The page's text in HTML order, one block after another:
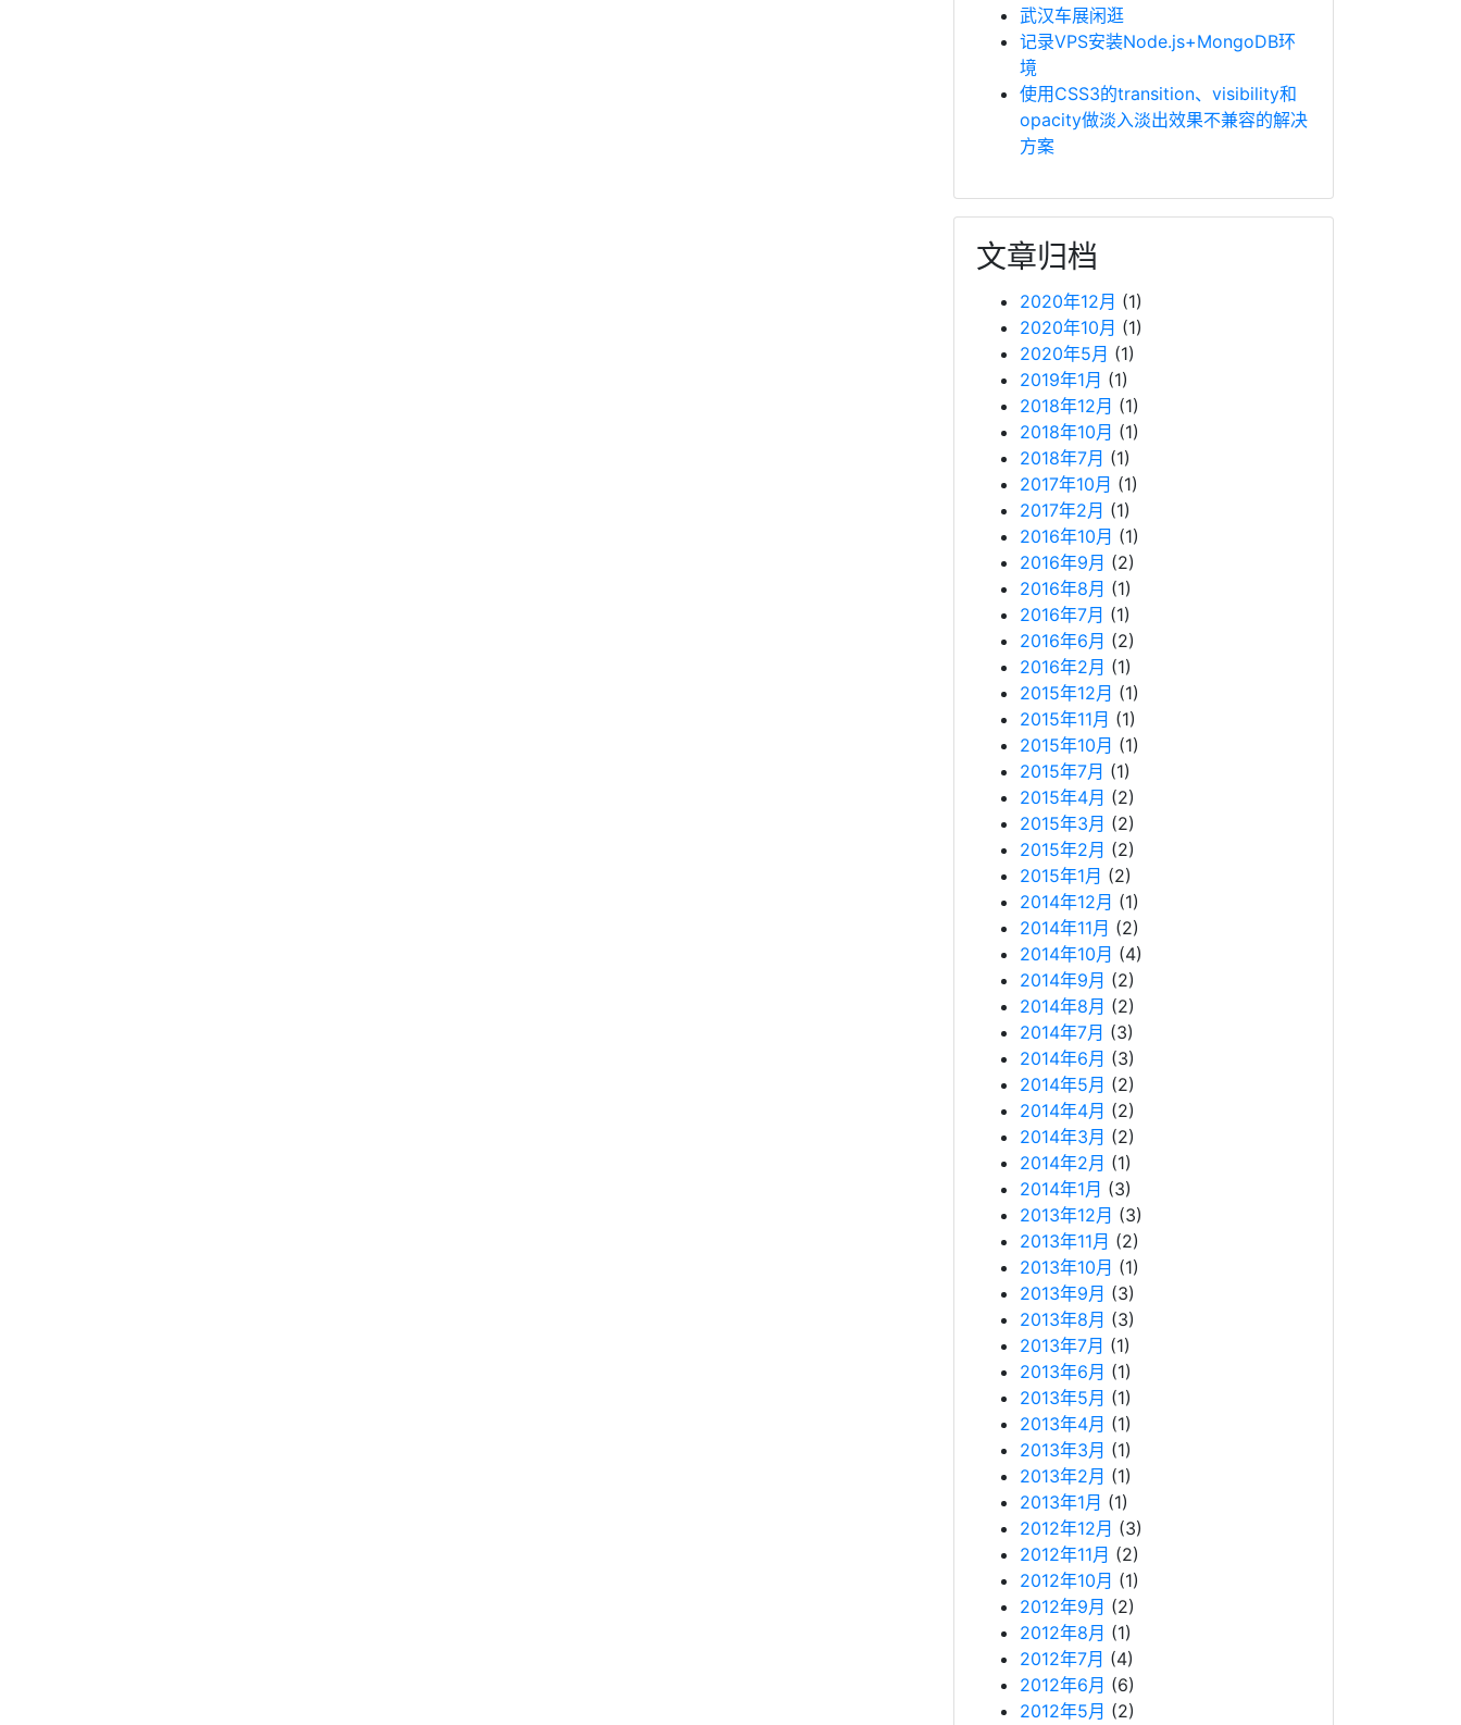
武汉车展闲逛
记录VPS安装Node.js+MongoDB环
境
使用CSS3的transition、visibility和
opacity做淡入淡出效果不兼容的解决
方案
文章归档
2020年12月 (1)
2020年10月 (1)
2020年5月 (1)
2019年1月 (1)
2018年12月 (1)
2018年10月 (1)
2018年7月 (1)
2017年10月 (1)
2017年2月 (1)
2016年10月 (1)
2016年9月 (2)
2016年8月 (1)
2016年7月 (1)
2016年6月 (2)
2016年2月 (1)
2015年12月 (1)
2015年11月 (1)
2015年10月 (1)
2015年7月 (1)
2015年4月 (2)
2015年3月 (2)
2015年2月 (2)
2015年1月 (2)
2014年12月 (1)
2014年11月 (2)
2014年10月 (4)
2014年9月 (2)
2014年8月 (2)
2014年7月 (3)
2014年6月 (3)
2014年5月 (2)
2014年4月 (2)
2014年3月 (2)
2014年2月 (1)
2014年1月 (3)
2013年12月 (3)
2013年11月 (2)
2013年10月 (1)
2013年9月 (3)
2013年8月 (3)
2013年7月 (1)
2013年6月 (1)
2013年5月 (1)
2013年4月 (1)
2013年3月 (1)
2013年2月 (1)
2013年1月 (1)
2012年12月 (3)
2012年11月 (2)
2012年10月 (1)
2012年9月 (2)
2012年8月 (1)
2012年7月 (4)
2012年6月 (6)
2012年5月 (2)